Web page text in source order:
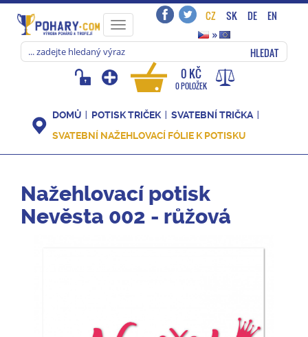
Toggle
navigation
CZ SK DE
EN
»
HLEDAT
0 KČ
0 POLOŽEK
DOMŮ POTISK TRIČEK
SVATEBNÍ TRIČKA
SVATEBNÍ NAŽEHLOVACÍ FÓLIE K POTISKU
Nažehlovací potisk
Nevěsta 002 - růžová